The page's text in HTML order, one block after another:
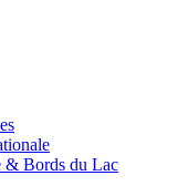
& Bords du Lac